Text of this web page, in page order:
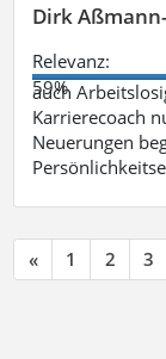
Dirk
Relevanz:
59%
auch
Karrierecoach
Neuerungen
« 1 2 3